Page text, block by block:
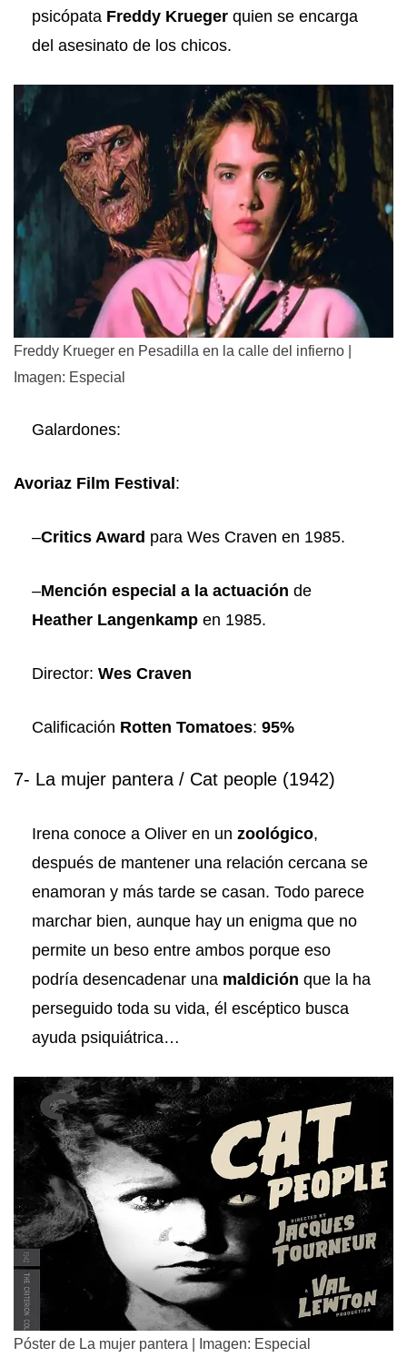
psicópata Freddy Krueger quien se encarga
del asesinato de los chicos.
Freddy Krueger en Pesadilla en la calle del infierno |
Imagen: Especial
Galardones:
Avoriaz Film Festival :
–Critics Award para Wes Craven en 1985.
–Mención especial a la actuación de
Heather Langenkamp en 1985.
Director: Wes Craven
Calificación Rotten Tomatoes: 95%
7- La mujer pantera / Cat people (1942)
Irena conoce a Oliver en un zoológico,
después de mantener una relación cercana se
enamoran y más tarde se casan. Todo parece
marchar bien, aunque hay un enigma que no
permite un beso entre ambos porque eso
podría desencadenar una maldición que la ha
perseguido toda su vida, él escéptico busca
ayuda psiquiátrica…
Póster de La mujer pantera | Imagen: Especial